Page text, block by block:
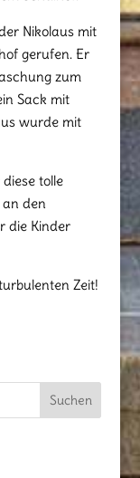
Nikolaus mit
gerufen. Er
zum
Sack mit
wurde mit
tolle
den
die Kinder
Zeit!